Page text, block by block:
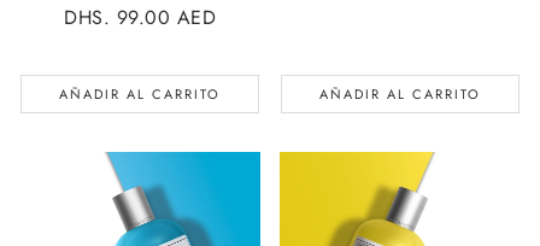
PRECIO
DHS. 99.00 AED
AÑADIR AL CARRITO AÑADIR AL CARRITO